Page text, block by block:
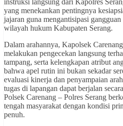
yang menekankan pentingnya
jajaran guna mengantisipasi
wilayah hukum Kabupaten Serang.
Dalam arahannya, Kapolsek
melakukan pengecekan langsung
tampang, serta kelengkapan atribut
bahwa apel rutin ini bukan sekadar
evaluasi kinerja dan penyampaian
tugas di lapangan dapat berjalan
Polsek Carenang – Polres Serang
tengah masyarakat dengan kondisi
penuh.